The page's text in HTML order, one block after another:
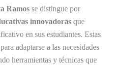
Ramos se distingue por
innovadoras que
en sus estudiantes. Estas
adaptarse a las necesidades
herramientas y técnicas que